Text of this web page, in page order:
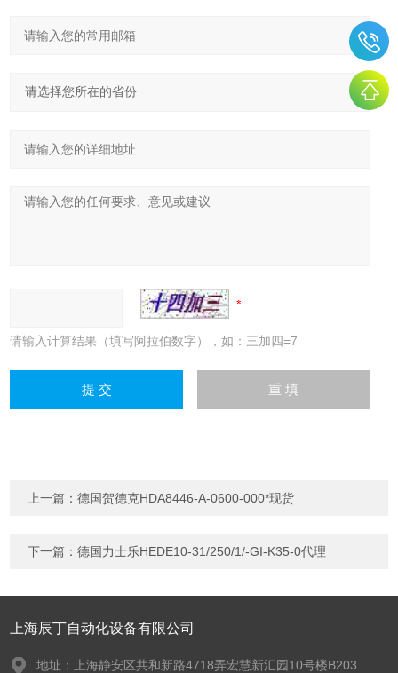
请输入计算结果（填写阿拉伯数字），如：三加四=7
上一篇：德国贺德克HDA8446-A-0600-000*现货
下一篇：德国力士乐HEDE10-31/250/1/-GI-K35-0代理
上海辰丁自动化设备有限公司
地址：上海静安区共和新路4718弄宏慧新汇园10号楼B203